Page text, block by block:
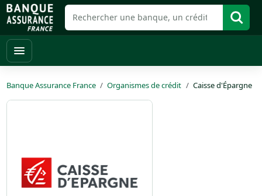
Banque Assurance France Organismes de crédit Caisse d'Épargne